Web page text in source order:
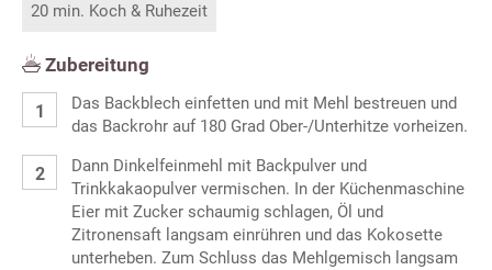
20 min. Koch & Ruhezeit
Zubereitung
Das Backblech einfetten und mit Mehl bestreuen und
das Backrohr auf 180 Grad Ober-/Unterhitze vorheizen.
Dann Dinkelfeinmehl mit Backpulver und
Trinkkakaopulver vermischen. In der Küchenmaschine
Eier mit Zucker schaumig schlagen, Öl und
Zitronensaft langsam einrühren und das Kokosette
unterheben. Zum Schluss das Mehlgemisch langsam